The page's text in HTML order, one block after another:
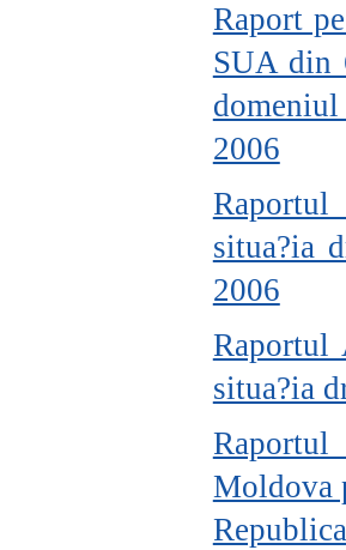
Raport
SUA din
2006
situa?ia
2006
Raportul
situa?ia
Moldova